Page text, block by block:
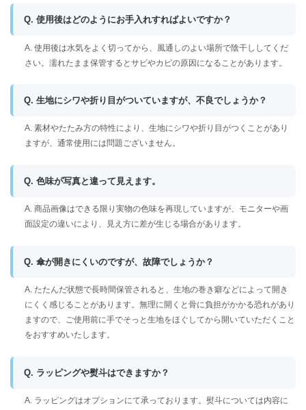
Q. 使用後はどのようにお手入れすればよいですか？
A. 使用後は水気をよく切ってから、風通しのよい場所で陰干ししてくだ
さい。濡れたまま保管するとサビやカビの原因になることがあります。
Q. 生地にシワや折り目がついていますが、不良でしょうか？
A. 素材やたたみ方の特性により、生地にシワや折り目がつくことがあり
ますが、通常使用には問題ございません。
Q. 色味が写真と違って見えます。
A. 商品画像はできる限り実物の色味を再現していますが、モニターや画
面設定の違いにより、見え方に差が生じる場合があります。
Q. 傘が開きにくいのですが、故障でしょうか？
A. たたんだ状態で長時間保管されると、生地の巻き癖などによって開き
にくく感じることがあります。無理に開くと骨に負担がかかる恐れがあり
ますので、ご使用前に手でそっと生地をほぐしてから開いていただくこと
をおすすめいたします。
Q. ラッピングや熨斗はできますか？
A. ラッピングはオプションにて承っております。熨斗については内容に